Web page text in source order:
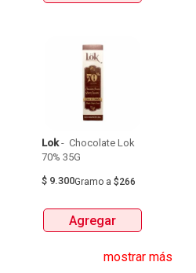
Lok - Chocolate Lok
$ 9.300Gramo a $266
Agregar
mostrar más